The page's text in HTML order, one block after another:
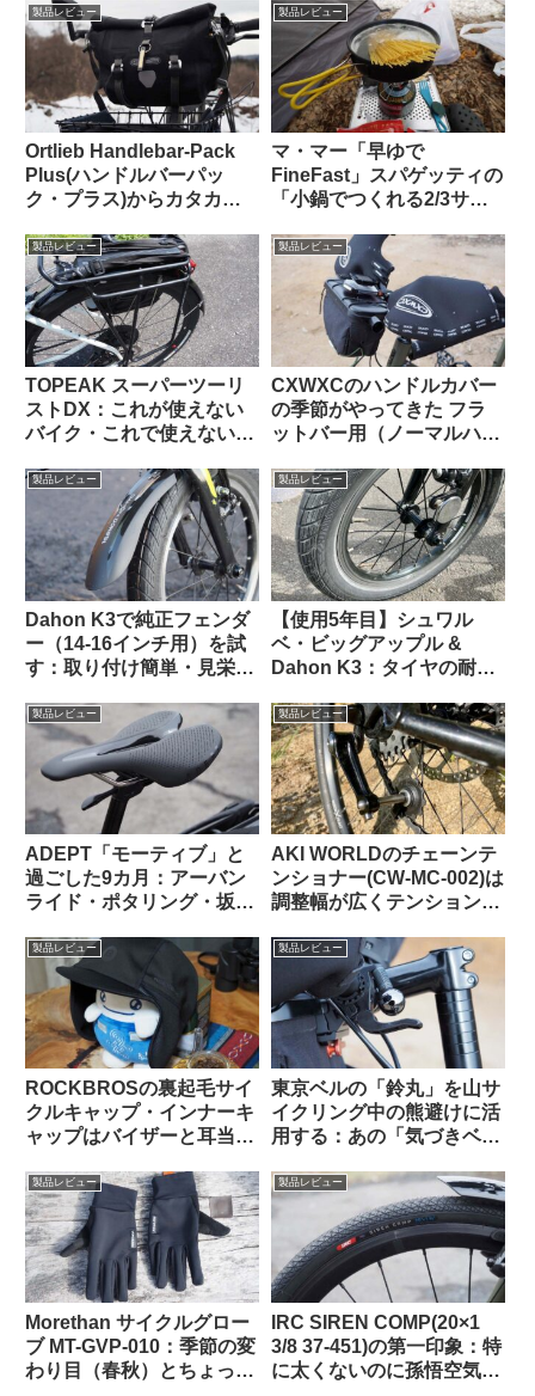
ン
製品レビュー
Ortlieb Handlebar-Pack
Plus(ハンドルバーパッ
ク・プラス)からカタカタ
はこれだった【豆感想】
製品レビュー
マ・マー「早ゆで
FineFast」スパゲッティの
「小鍋でつくれる2/3サイ
【携行に便利・茹で時間は
製品レビュー
TOPEAK スーパーツーリ
ストDX：これが使えない
バイク・これで使えないバ
思えるほど万能なリアラッ
クの優等生
製品レビュー
CXWXCのハンドルカバー
の季節がやってきた フラ
ットバー用（ノーマルハン
で使ってみた
製品レビュー
Dahon K3で純正フェンダ
ー（14-16インチ用）を試
す：取り付け簡単・見栄え
きる？
製品レビュー
【使用5年目】シュワル
ベ・ビッグアップル &
Dahon K3：タイヤの耐久
あったか
製品レビュー
ADEPT「モーティブ」と
過ごした9カ月：アーバン
ライド・ポタリング・坂道
ノーズサドル
製品レビュー
AKI WORLDのチェーンテ
ンショナー(CW-MC-002)は
調整幅が広くテンションも
製品レビュー
ROCKBROSの裏起毛サイ
クルキャップ・インナーキ
ャップはバイザーと耳当て
冬の高強度ライドにも良し
製品レビュー
東京ベルの「鈴丸」を山サ
イクリング中の熊避けに活
用する：あの「気づきベ
るようにした感じで超便利
製品レビュー
Morethan サイクルグロー
ブ MT-GVP-010：季節の変
わり目（春秋）とちょっと
製品レビュー
IRC SIREN COMP(20×1
3/8 37-451)の第一印象：特
に太くないのに孫悟空気分